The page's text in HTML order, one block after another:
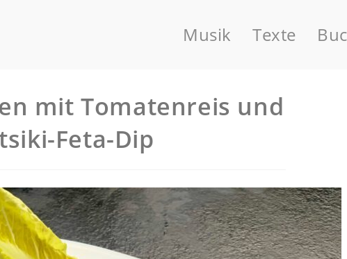
Musik Texte
mit Tomatenreis und
Feta-Dip